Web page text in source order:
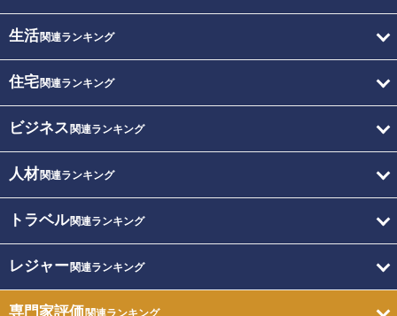
生活関連ランキング
住宅関連ランキング
ビジネス 関連ランキング
人材関連ランキング
トラベル関連ランキング
レジャー関連ランキング
専門家評価